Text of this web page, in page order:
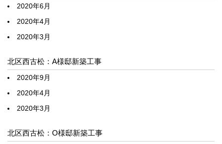
2020年6月
2020年4月
2020年3月
北区西古松：A様邸新築工事
2020年9月
2020年4月
2020年3月
北区西古松：O様邸新築工事